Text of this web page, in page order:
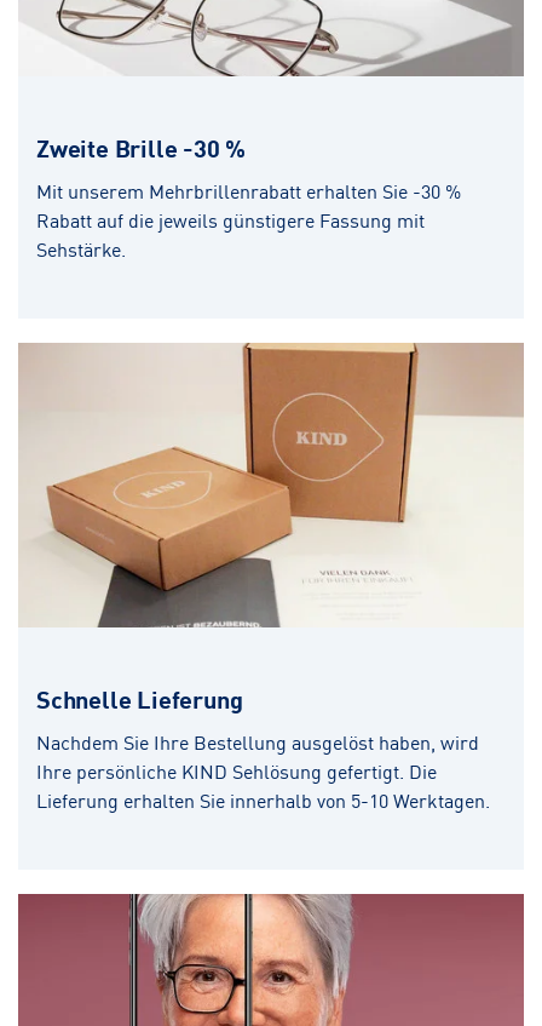
Zweite Brille -30 %
Mit unserem Mehrbrillenrabatt erhalten Sie -30 %
Rabatt auf die jeweils günstigere Fassung mit
Sehstärke.
Schnelle Lieferung
Nachdem Sie Ihre Bestellung ausgelöst haben, wird
Ihre persönliche KIND Sehlösung gefertigt. Die
Lieferung erhalten Sie innerhalb von 5-10 Werktagen.